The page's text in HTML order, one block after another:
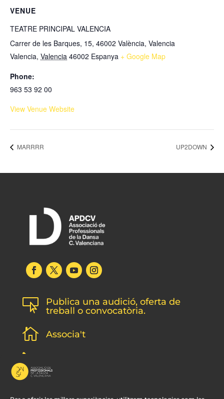
VENUE
TEATRE PRINCIPAL VALENCIA
Carrer de les Barques, 15, 46002 València, Valencia
Valencia, Valencia 46002 Espanya + Google Map
Phone:
963 53 92 00
View Venue Website
MARRRR UP2DOWN

Publica una audició, oferta de
treball o convocatòria.
 Associa't
l